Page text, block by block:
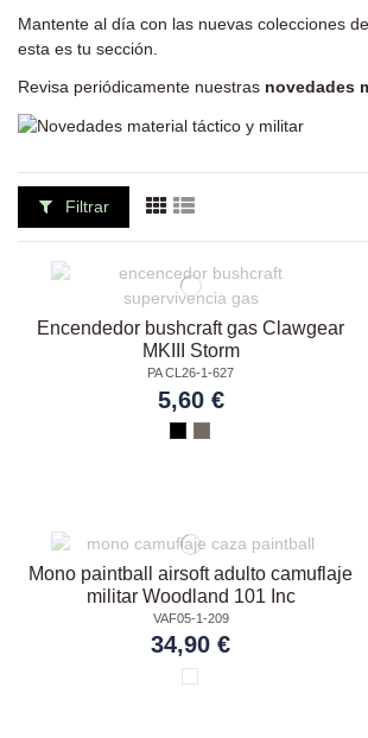
Mantente al día con las nuevas colecciones de
esta es tu sección.
Revisa periódicamente nuestras novedades
Filtrar
Encendedor bushcraft gas Clawgear
MKIII Storm
PA CL26-1-627
5,60 €
Mono paintball airsoft adulto camuflaje
militar Woodland 101 Inc
VAF05-1-209
34,90 €